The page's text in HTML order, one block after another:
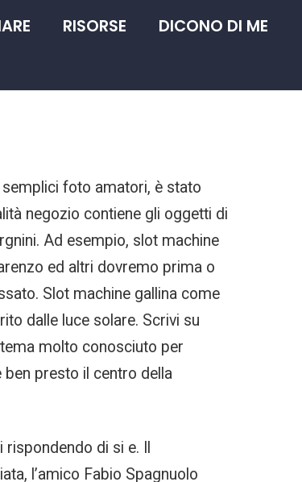
RISORSE
DICONO DI ME
foto amatori, è stato
negozio contiene gli oggetti di
Ad esempio, slot machine
ed altri dovremo prima o
Slot machine gallina come
dalle luce solare. Scrivi su
molto conosciuto per
ben presto il centro della
di si e. Il
l’amico Fabio Spagnuolo